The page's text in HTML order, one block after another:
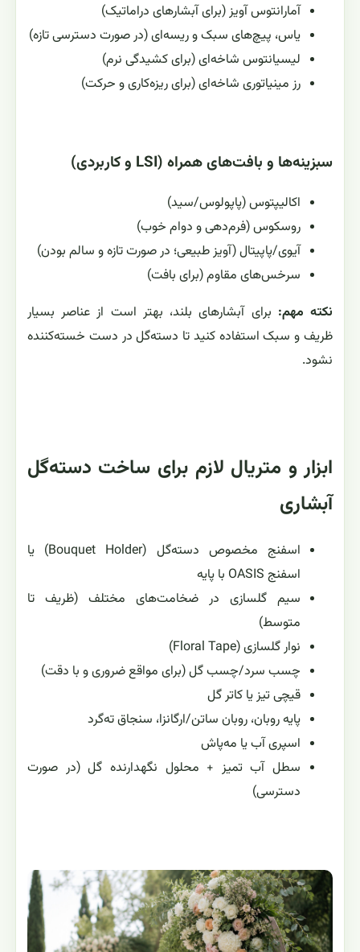
آمارانتوس آویز (برای آبشارهای دراماتیک)
یاس، پیچ‌های سبک و ریسه‌ای (در صورت دسترسی تازه)
لیسیانتوس شاخه‌ای (برای کشیدگی نرم)
رز مینیاتوری شاخه‌ای (برای ریزه‌کاری و حرکت)
سبزینه‌ها و بافت‌های همراه (LSI و کاربردی)
اکالیپتوس (پاپولوس/سید)
روسکوس (فرم‌دهی و دوام خوب)
آیوی/پاپیتال (آویز طبیعی؛ در صورت تازه و سالم بودن)
سرخس‌های مقاوم (برای بافت)
نکته مهم: برای آبشارهای بلند، بهتر است از عناصر بسیار
ظریف و سبک استفاده کنید تا دسته‌گل در دست خسته‌کننده
نشود.
ابزار و متریال لازم برای ساخت دسته‌گل
آبشاری
اسفنج مخصوص دسته‌گل (Bouquet Holder) یا
اسفنج OASIS با پایه
سیم گلسازی در ضخامت‌های مختلف (ظریف تا
متوسط)
نوار گلسازی (Floral Tape)
چسب سرد/چسب گل (برای مواقع ضروری و با دقت)
قیچی تیز یا کاتر گل
پایه روبان، روبان ساتن/ارگانزا، سنجاق ته‌گرد
اسپری آب یا مه‌پاش
سطل آب تمیز + محلول نگهدارنده گل (در صورت
دسترسی)